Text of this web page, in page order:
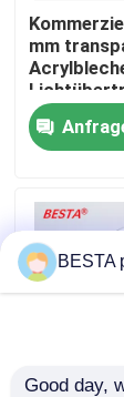
Bitte um
mm
BESTA
Good day,